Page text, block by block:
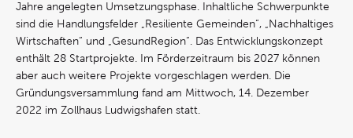
Jahre angelegten Umsetzungsphase. Inhaltliche Schwerpunkte
sind die Handlungsfelder „Resiliente Gemeinden“, „Nachhaltiges
Wirtschaften“ und „GesundRegion“. Das Entwicklungskonzept
enthält 28 Startprojekte. Im Förderzeitraum bis 2027 können
aber auch weitere Projekte vorgeschlagen werden. Die
Gründungsversammlung fand am Mittwoch, 14. Dezember
2022 im Zollhaus Ludwigshafen statt.